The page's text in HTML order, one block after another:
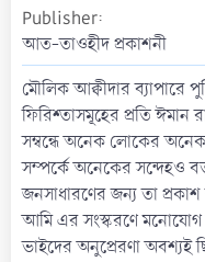
Publisher
আত-তাওহীদ প্রকাশনী
মৌলিক আক্বীদার ব্যাপারে
ফিরিশ্তাসমূহের প্রতি ঈমান
সম্বন্ধে অনেক লোকের
সম্পর্কে অনেকের সন্দেহও
জনসাধারণের জন্য তা
আমি এর সংস্করণে মনোযোগ
ভাইদের অনুপ্রেরণা অবশ্যই